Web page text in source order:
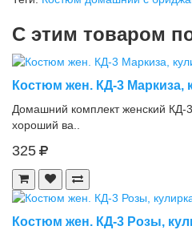
С этим товаром
Костюм жен. КД-3 Маркиза,
Домашний комплект женский КД-
хороший ва..
325
Костюм жен. КД-3 Розы,